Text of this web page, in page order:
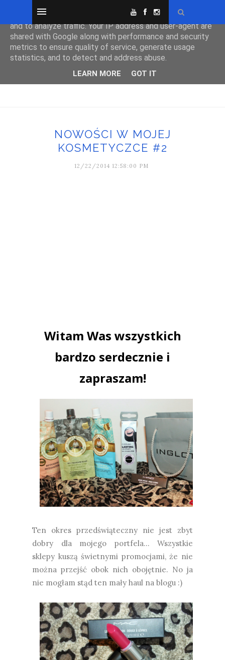
NOWOŚCI W MOJEJ
KOSMETYCZCE #2
12/22/2014 12:58:00 PM
Witam Was wszystkich
bardzo serdecznie i
zapraszam!
Ten okres przedświąteczny nie jest zbyt
dobry dla mojego portfela... Wszystkie
sklepy kuszą świetnymi promocjami, że nie
można przejść obok nich obojętnie. No ja
nie mogłam stąd ten mały haul na blogu :)
This site uses cookies from Google to deliver its services
and to analyze traffic. Your IP address and user-agent are
shared with Google along with performance and security
metrics to ensure quality of service, generate usage
statistics, and to detect and address abuse.
LEARN MORE GOT IT